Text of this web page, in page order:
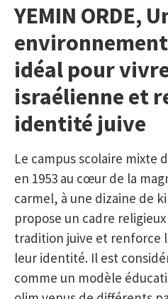
YEMIN ORDE,
idéal pour
israélienne et
identité juive
Le campus scolaire mixte
en 1953 au cœur de la
carmel, à une dizaine de
propose un cadre
tradition juive et renforce
leur identité. Il est
comme un modèle